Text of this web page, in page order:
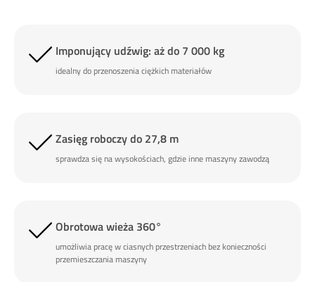
Imponujący udźwig: aż do 7 000 kg
idealny do przenoszenia ciężkich materiałów
Zasięg roboczy do 27,8 m
sprawdza się na wysokościach, gdzie inne maszyny zawodzą
Obrotowa wieża 360°
umożliwia pracę w ciasnych przestrzeniach bez konieczności
przemieszczania maszyny